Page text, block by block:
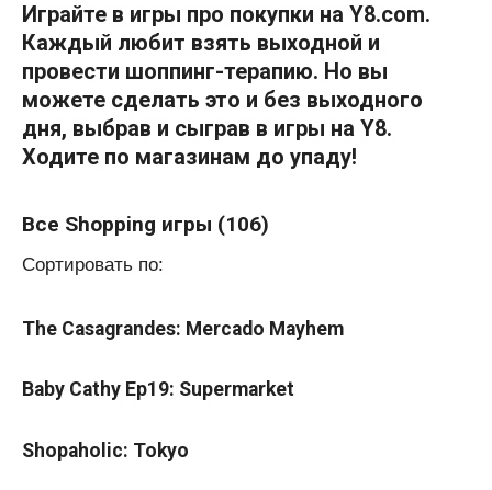
Играйте в игры про покупки на Y8.com.
Каждый любит взять выходной и
провести шоппинг-терапию. Но вы
можете сделать это и без выходного
дня, выбрав и сыграв в игры на Y8.
Ходите по магазинам до упаду!
Все Shopping игры (106)
Сортировать по:
The Casagrandes: Mercado Mayhem
Baby Cathy Ep19: Supermarket
Shopaholic: Tokyo